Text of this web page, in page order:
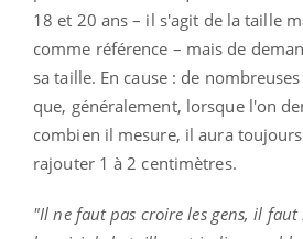
18 et 20 ans – il s'agit de la taille
comme référence – mais de
sa taille. En cause : de
que, généralement, lorsque l'on
combien il mesure, il aura
rajouter 1 à 2 centimètres.
"Il ne faut pas croire les gens, il faut